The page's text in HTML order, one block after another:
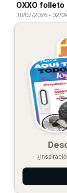
OXXO folleto
30/07/2026- 02/